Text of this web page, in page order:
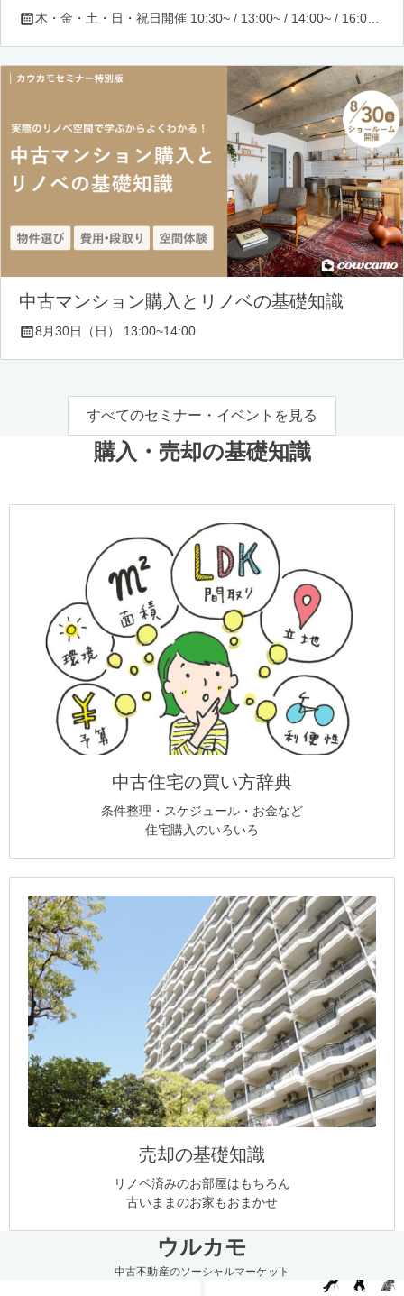
木・金・土・日・祝日開催 10:30~ / 13:00~ / 14:00~ / 16:00~ / 17:00~/ 18:30~/ 19:30~
中古マンション購入とリノベの基礎知識
8月30日（日） 13:00~14:00
すべてのセミナー・イベントを見る
購入・売却の基礎知識
中古住宅の買い方辞典
条件整理・スケジュール・お金など
住宅購入のいろいろ
売却の基礎知識
リノベ済みのお部屋はもちろん
古いままのお家もおまかせ
ウルカモ
中古不動産のソーシャルマーケット